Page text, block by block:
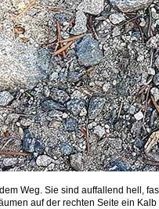
Weg. Sie sind auffallend hell,
auf der rechten Seite ein